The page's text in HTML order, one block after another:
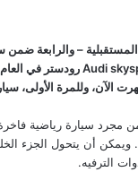
– والرابعة ضمن
الأنيق 4,98 متراً، وهي أكثر من
ويمكن أن يتحول
الترفيه.